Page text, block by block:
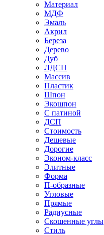
Материал
МДФ
Эмаль
Акрил
Береза
Дерево
Дуб
ЛДСП
Массив
Пластик
Шпон
Экошпон
С патиной
ДСП
Стоимость
Дешевые
Дорогие
Эконом-класс
Элитные
Форма
П-образные
Угловые
Прямые
Радиусные
Скошенные углы
Стиль